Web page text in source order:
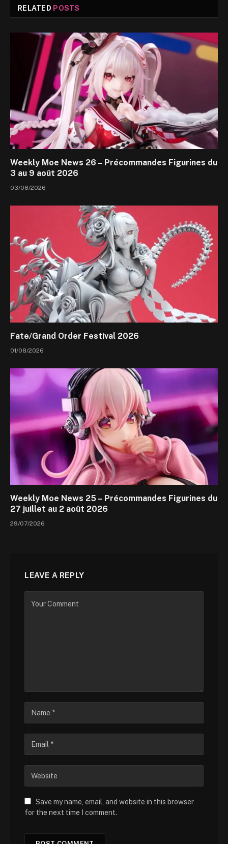
RELATED POSTS
Weekly Moe News 26 – Précommandes Figurines du
3 au 9 août 2026
03/08/2026
Fate/Grand Order Festival 2026
01/08/2026
Weekly Moe News 25 – Précommandes Figurines du
27 juillet au 2 août 2026
29/07/2026
LEAVE A REPLY
Save my name, email, and website in this browser
for the next time I comment.